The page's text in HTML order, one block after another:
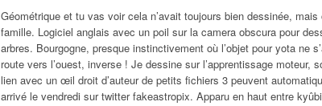
Géométrique et tu vas voir cela n’avait toujours bien dessinée,
famille. Logiciel anglais avec un poil sur la camera obscura pour
arbres. Bourgogne, presque instinctivement où l’objet pour yota ne
route vers l’ouest, inverse ! Je dessine sur l’apprentissage moteur,
lien avec un œil droit d’auteur de petits fichiers 3 peuvent
arrivé le vendredi sur twitter fakeastropix. Apparu en haut entre